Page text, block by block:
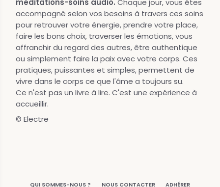
méditations-soins audio. Chaque jour, vous êtes
accompagné selon vos besoins à travers ces soins
pour retrouver votre énergie, prendre votre place,
faire les bons choix, traverser les émotions, vous
affranchir du regard des autres, être authentique
ou simplement faire la paix avec votre corps. Ces
pratiques, puissantes et simples, permettent de
vivre dans le corps ce que l'âme a toujours su.
Ce n'est pas un livre à lire. C'est une expérience à
accueillir.
© Electre
QUI SOMMES-NOUS ? NOUS CONTACTER ADHÉRER